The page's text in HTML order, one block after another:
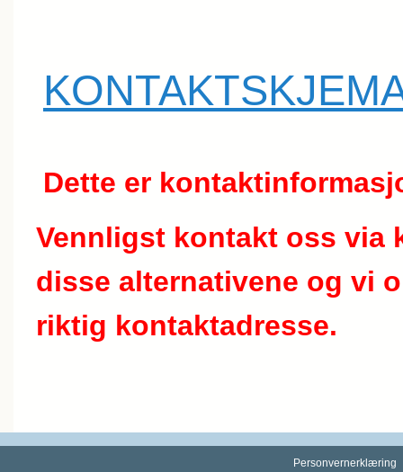
Dette er
Vennligst kontakt oss via
disse alternativene og vi
riktig kontaktadresse.
Personvernerklæring